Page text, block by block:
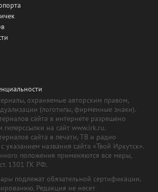
охраняемые авторским правом,
(логотипы, фирменные знаки).
сайта в интернете разрешено
гиперссылки на сайт www.irk.ru.
сайта в печати, ТВ и радио
указанием названия сайта «Твой Иркутск».
положения применяются все меры,
1301 ГК РФ.
подлежат обязательной сертификации,
Редакция не несет